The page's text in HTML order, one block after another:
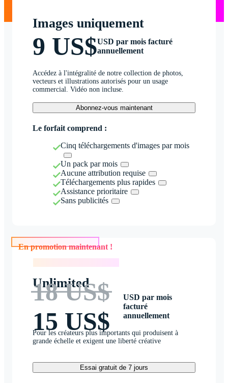
Images uniquement
9 US$USD par mois facturé
annuellement
Accédez à l'intégralité de notre collection de photos,
vecteurs et illustrations autorisés pour un usage
commercial. Vidéo non incluse.
Abonnez-vous maintenant
Le forfait comprend :
Cinq téléchargements d'images par mois
Un pack par mois
Aucune attribution requise
Téléchargements plus rapides
Assistance prioritaire
Sans publicités
En promotion maintenant !
Unlimited
18 US$
15 US$
USD par mois
facturé
annuellement
Pour les créateurs plus importants qui produisent à
grande échelle et exigent une liberté créative
Essai gratuit de 7 jours